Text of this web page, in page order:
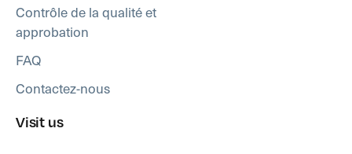
Contrôle de la qualité et
approbation
FAQ
Contactez-nous
Visit us